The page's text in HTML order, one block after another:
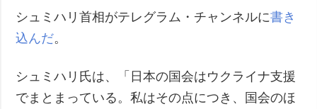
写真
動画
シュミハリ首相がテレグラム・チャンネルに書き
込んだ。
シュミハリ氏は、「日本の国会はウクライナ支援
でまとまっている。私はその点につき、国会のほ